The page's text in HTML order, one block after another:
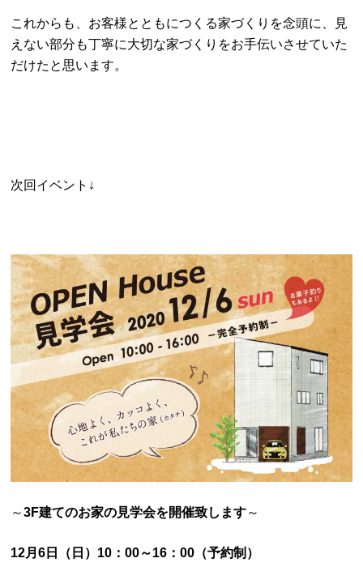
これからも、お客様とともにつくる家づくりを念頭に、見
えない部分も丁寧に大切な家づくりをお手伝いさせていた
だけたと思います。
次回イベント↓
～3F建てのお家の見学会を開催致します～
12月6日（日）10：00～16：00（予約制）